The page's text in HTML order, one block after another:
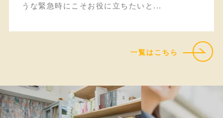
うな緊急時にこそお役に立ちたいと...
一覧はこちら